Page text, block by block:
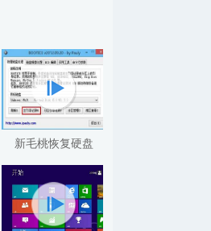
新毛桃恢复硬盘